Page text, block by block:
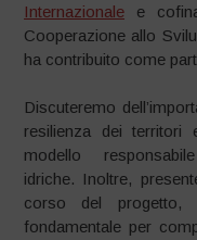
Internazionale e
Cooperazione allo
ha contribuito come
Discuteremo
resilienza dei territori
modello
idriche. Inoltre,
corso del progetto,
fondamentale per